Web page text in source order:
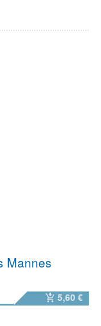
Mannes
5,60 €